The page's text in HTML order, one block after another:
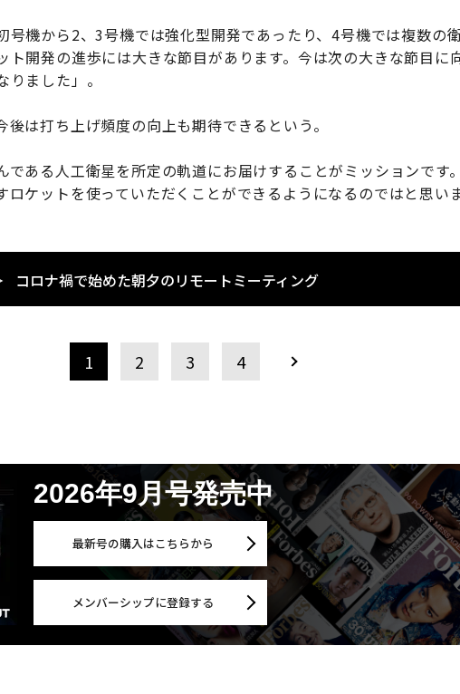
号機から2、3号機では強化型開発であったり、4号機では複数の
ト開発の進歩には大きな節目があります。今は次の大きな節目に
ました」。
は打ち上げ頻度の向上も期待できるという。
である人工衛星を所定の軌道にお届けすることがミッションです
ロケットを使っていただくことができるようになるのではと思い
コロナ禍で始めた朝夕のリモートミーティング
1 2 3 4
2026年9月号発売中
最新号の購入はこちらから
メンバーシップに登録する